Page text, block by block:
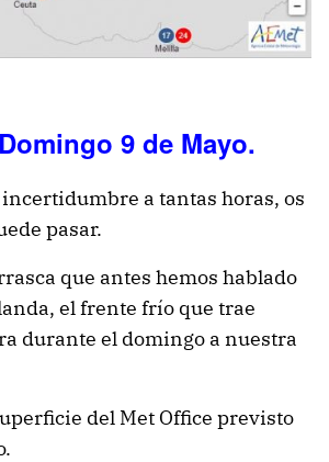
9 de Mayo.
incertidumbre a tantas horas, os
pasar.
que antes hemos hablado
el frente frío que trae
durante el domingo a nuestra
del Met Office previsto